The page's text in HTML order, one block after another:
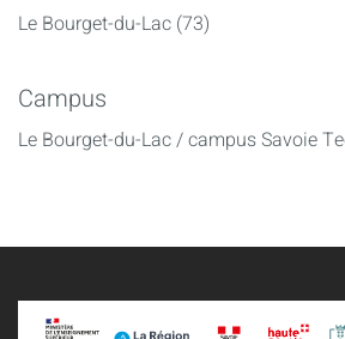
Le Bourget-du-Lac (73)
Campus
Le Bourget-du-Lac / campus Savoie